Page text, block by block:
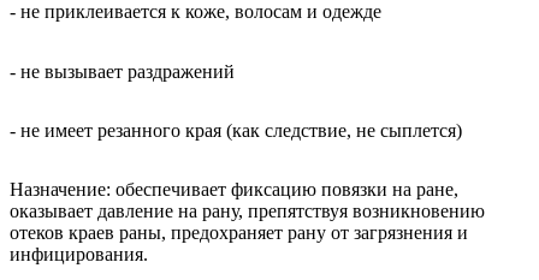
- не приклеивается к коже, волосам и одежде
- не вызывает раздражений
- не имеет резанного края (как следствие, не сыплется)
Назначение: обеспечивает фиксацию повязки на ране,
оказывает давление на рану, препятствуя возникновению
отеков краев раны, предохраняет рану от загрязнения и
инфицирования.